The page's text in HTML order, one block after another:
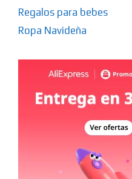
Regalos para bebes
Ropa Navideña